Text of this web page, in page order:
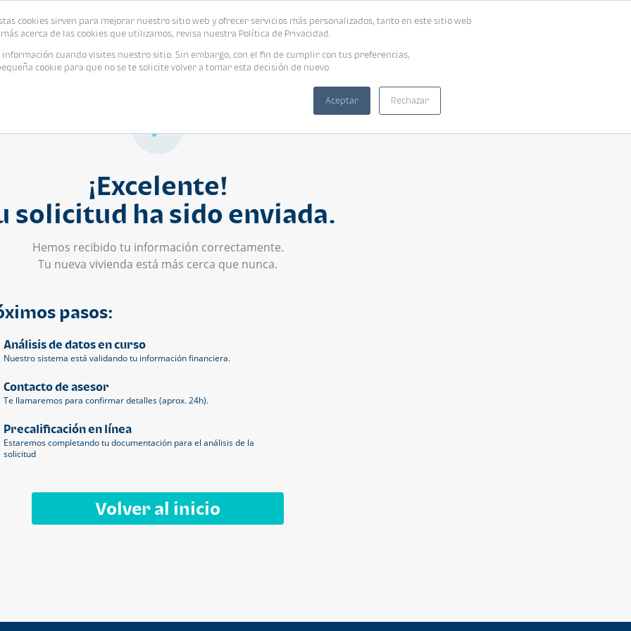
cookies sirven para mejorar nuestro sitio web y ofrecer servicios más personalizados, tanto en este sitio web
acerca de las cookies que utilizamos, revisa nuestra Política de Privacidad.
cuando visites nuestro sitio. Sin embargo, con el fin de cumplir con tus preferencias,
cookie para que no se te solicite volver a tomar esta decisión de nuevo.
Aceptar Rechazar
Eventos Promociones Blog Encuentra tu vivienda ideal
¡Excelente!
solicitud ha sido enviada.
Hemos recibido tu información correctamente.
Tu nueva vivienda está más cerca que nunca.
pasos:
Análisis de datos en curso
Nuestro sistema está validando tu información financiera.
Contacto de asesor
Te llamaremos para confirmar detalles (aprox. 24h).
Precalificación en línea
Estaremos completando tu documentación para el análisis de la
solicitud
Volver al inicio